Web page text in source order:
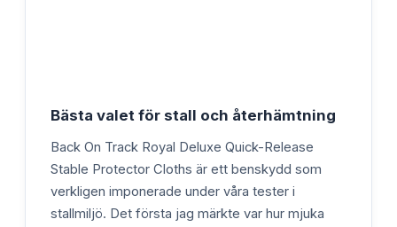
Bästa valet för stall och återhämtning
Back On Track Royal Deluxe Quick-Release
Stable Protector Cloths är ett benskydd som
verkligen imponerade under våra tester i
stallmiljö. Det första jag märkte var hur mjuka